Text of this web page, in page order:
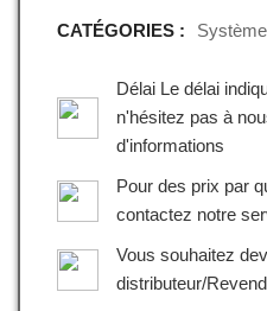
CATÉGORIES :
Délai Le délai
n'hésitez pas à
d'informations
Pour des prix par
contactez notre
Vous souhaitez
distributeur/